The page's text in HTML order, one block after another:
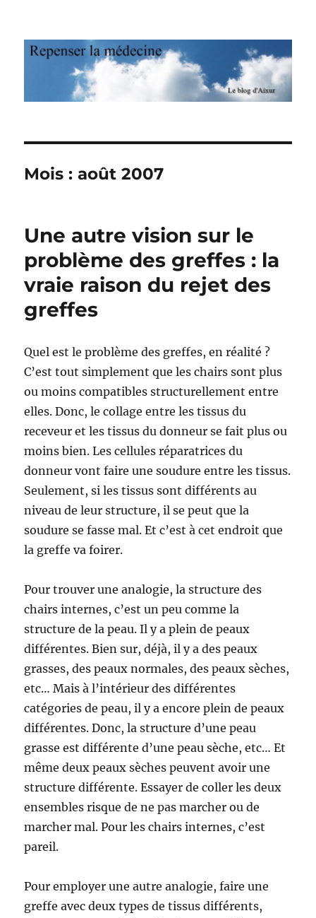
Repenser la médecine
Mois : août 2007
Une autre vision sur le
problème des greffes : la
vraie raison du rejet des
greffes
Quel est le problème des greffes, en réalité ?
C’est tout simplement que les chairs sont plus
ou moins compatibles structurellement entre
elles. Donc, le collage entre les tissus du
receveur et les tissus du donneur se fait plus ou
moins bien. Les cellules réparatrices du
donneur vont faire une soudure entre les tissus.
Seulement, si les tissus sont différents au
niveau de leur structure, il se peut que la
soudure se fasse mal. Et c’est à cet endroit que
la greffe va foirer.
Pour trouver une analogie, la structure des
chairs internes, c’est un peu comme la
structure de la peau. Il y a plein de peaux
différentes. Bien sur, déjà, il y a des peaux
grasses, des peaux normales, des peaux sèches,
etc… Mais à l’intérieur des différentes
catégories de peau, il y a encore plein de peaux
différentes. Donc, la structure d’une peau
grasse est différente d’une peau sèche, etc… Et
même deux peaux sèches peuvent avoir une
structure différente. Essayer de coller les deux
ensembles risque de ne pas marcher ou de
marcher mal. Pour les chairs internes, c’est
pareil.
Pour employer une autre analogie, faire une
greffe avec deux types de tissus différents,